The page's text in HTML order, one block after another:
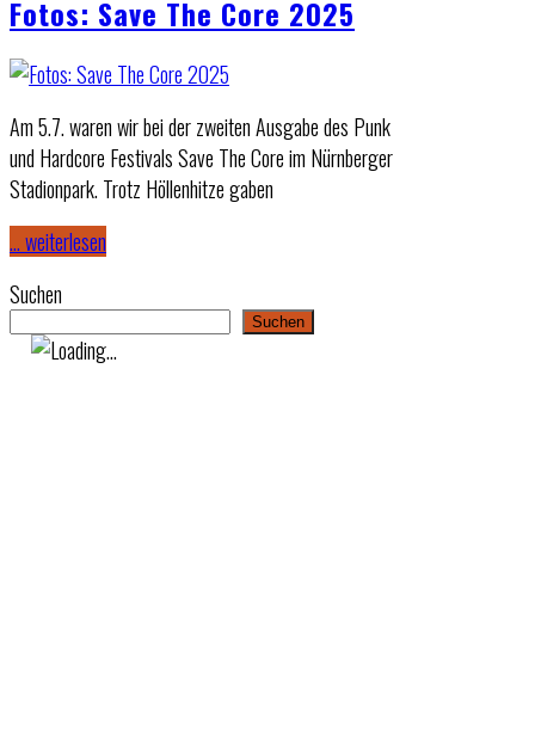
Fotos: Save The Core 2025
Am 5.7. waren wir bei der zweiten Ausgabe des Punk
und Hardcore Festivals Save The Core im Nürnberger
Stadionpark. Trotz Höllenhitze gaben
… weiterlesen
Suchen
Suchen